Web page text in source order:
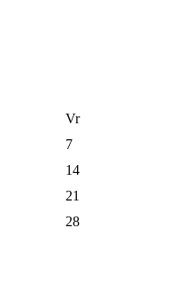
Vr
7
14
21
28